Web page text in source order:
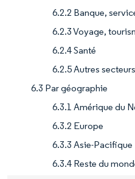
6.2.2 Banque,
6.2.3 Voyage,
6.2.4 Santé
6.2.5 Autres
6.3 Par géographie
6.3.1 Amérique du
6.3.2 Europe
6.3.3 Asie-Pacifique
6.3.4 Reste du